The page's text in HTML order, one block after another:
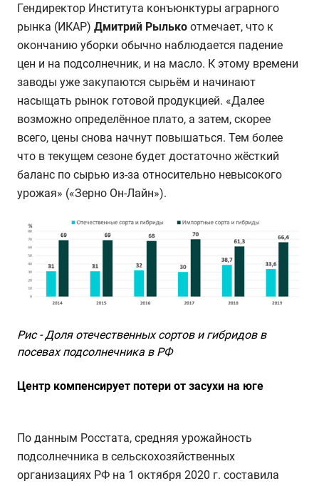
Гендиректор Института конъюнктуры аграрного
рынка (ИКАР) Дмитрий Рылько отмечает, что к
окончанию уборки обычно наблюдается падение
цен и на подсолнечник, и на масло. К этому времени
заводы уже закупаются сырьём и начинают
насыщать рынок готовой продукцией. «Далее
возможно определённое плато, а затем, скорее
всего, цены снова начнут повышаться. Тем более
что в текущем сезоне будет достаточно жёсткий
баланс по сырью из-за относительно невысокого
урожая» («Зерно Он-Лайн»).
Рис - Доля отечественных сортов и гибридов в
посевах подсолнечника в РФ
Центр компенсирует потери от засухи на юге
По данным Росстата, средняя урожайность
подсолнечника в сельскохозяйственных
организациях РФ на 1 октября 2020 г. составила